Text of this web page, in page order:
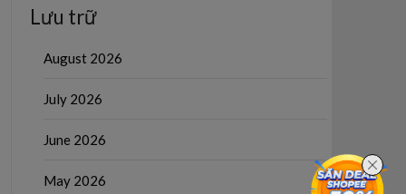
Lưu trữ
August 2026
July 2026
June 2026
May 2026